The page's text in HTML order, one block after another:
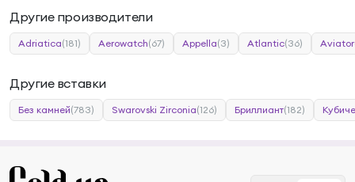
Другие производители
Adriatica(181) Aerowatch(67) Appella(3) Atlantic(36) Aviator
Другие вставки
Без камней(783) Swarovski Zirconia(126) Бриллиант(182)